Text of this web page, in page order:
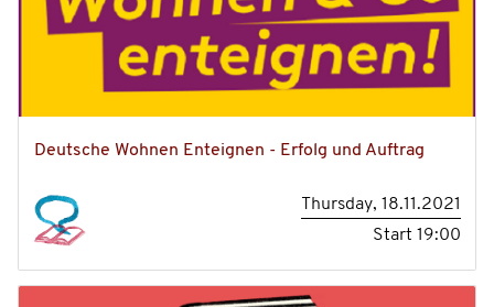
Deutsche Wohnen Enteignen - Erfolg und Auftrag
Thursday, 18.11.2021
Start19:00